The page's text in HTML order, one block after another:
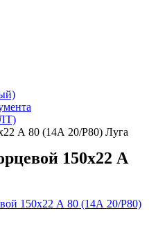
А 80 (14А 20/Р80) Луга
150х22 А